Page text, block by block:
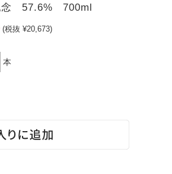
念 57.6% 700ml
(税抜 ¥20,673)
本